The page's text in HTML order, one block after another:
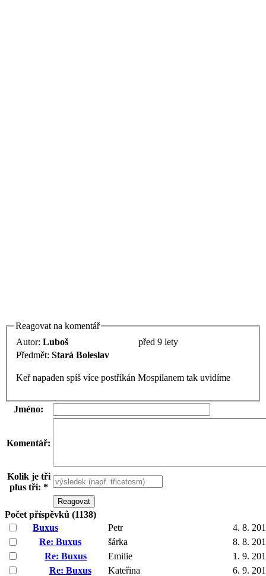
Reagovat na komentář
Autor: Luboš
před 9 lety
Předmět: Stará Boleslav
Keř napaden spíš více postříkán Mospilanem tak uvidíme
Jméno:
Komentář:
Kolik je tři
plus tři: *
Počet příspěvků (1138)
Buxus
Petr
4. 8.
Re: Buxus
šárka
8. 8.
Re: Buxus
Emilie
1. 9.
Re: Buxus
Kateřina
6. 9.